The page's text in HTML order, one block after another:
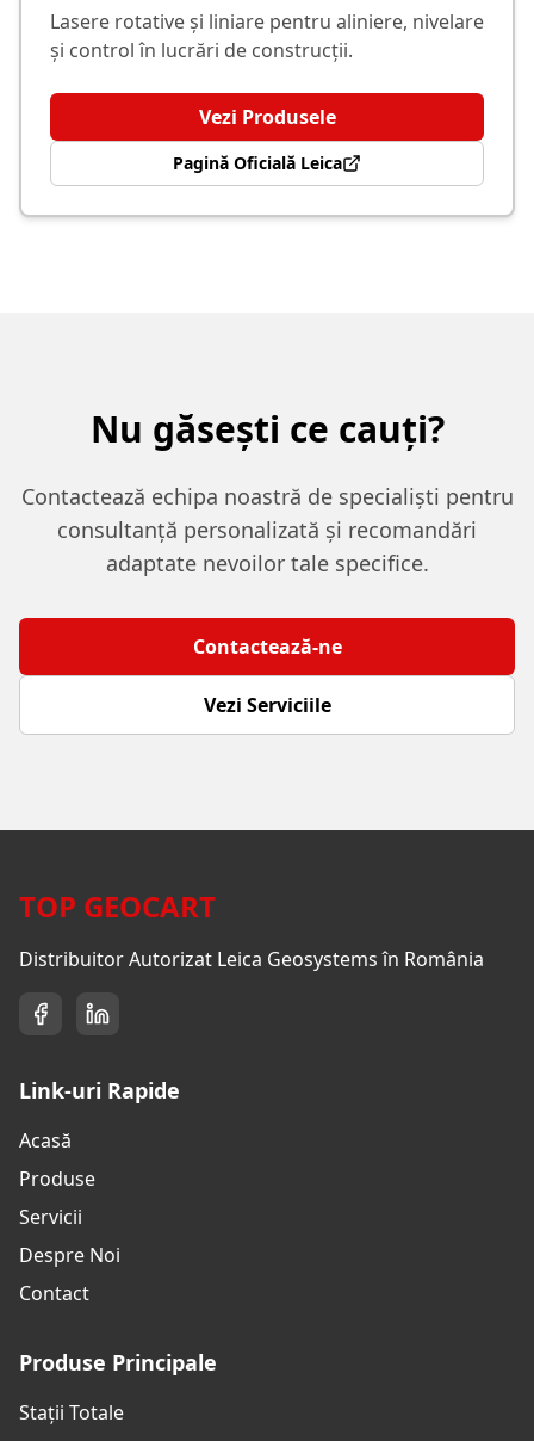
Lasere rotative și liniare pentru aliniere, nivelare
și control în lucrări de construcții.
Vezi Produsele
Pagină Oficială Leica
Nu găsești ce cauți?
Contactează echipa noastră de specialiști pentru
consultanță personalizată și recomandări
adaptate nevoilor tale specifice.
Contactează-ne
Vezi Serviciile
TOP GEOCART
Distribuitor Autorizat Leica Geosystems în România
Link-uri Rapide
Acasă
Produse
Servicii
Despre Noi
Contact
Produse Principale
Stații Totale